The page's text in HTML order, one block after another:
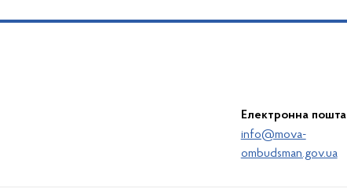
Електронна пошта
info@mova-
ombudsman.gov.ua